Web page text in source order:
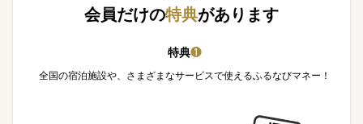
会員だけの特典があります
特典❶
全国の宿泊施設や、さまざまなサービスで使えるふるなびマネー！